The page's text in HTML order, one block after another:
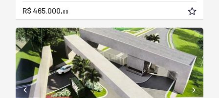
R$ 465.000,00